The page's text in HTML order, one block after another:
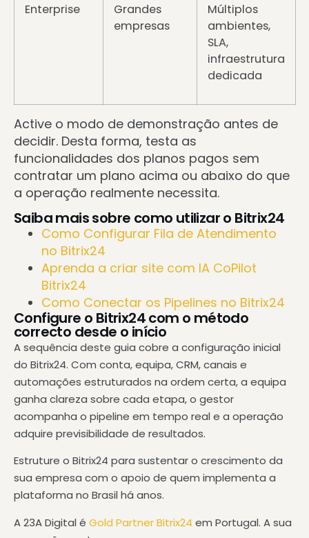
Enterprise
Grandes
empresas
Múltiplos
ambientes,
SLA,
infraestrutura
dedicada
Active o modo de demonstração antes de
decidir. Desta forma, testa as
funcionalidades dos planos pagos sem
contratar um plano acima ou abaixo do que
a operação realmente necessita.
Saiba mais sobre como utilizar o Bitrix24
Como Configurar Fila de Atendimento
no Bitrix24
Aprenda a criar site com IA CoPilot
Bitrix24
Como Conectar os Pipelines no Bitrix24
Configure o Bitrix24 com o método
correcto desde o início
A sequência deste guia cobre a configuração inicial
do Bitrix24. Com conta, equipa, CRM, canais e
automações estruturados na ordem certa, a equipa
ganha clareza sobre cada etapa, o gestor
acompanha o pipeline em tempo real e a operação
adquire previsibilidade de resultados.
Estruture o Bitrix24 para sustentar o crescimento da
sua empresa com o apoio de quem implementa a
plataforma no Brasil há anos.
A 23A Digital é Gold Partner Bitrix24 em Portugal. A sua